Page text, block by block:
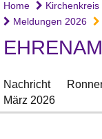
Home Kirchenkreis
Meldungen 2026
Nachricht
März 2026